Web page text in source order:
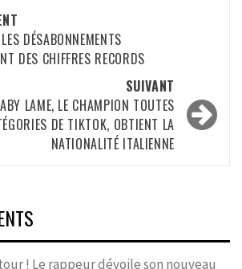
DÉSABONNEMENTS
DES CHIFFRES RECORDS
SUIVANT
LAME, LE CHAMPION TOUTES
DE TIKTOK, OBTIENT LA
NATIONALITÉ ITALIENNE
! Le rappeur dévoile son nouveau